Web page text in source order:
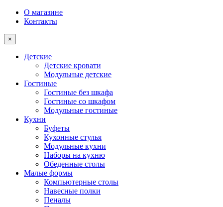
О магазине
Контакты
×
Детские
Детские кровати
Модульные детские
Гостиные
Гостиные без шкафа
Гостиные со шкафом
Модульные гостиные
Кухни
Буфеты
Кухонные стулья
Модульные кухни
Наборы на кухню
Обеденные столы
Малые формы
Компьютерные столы
Навесные полки
Пеналы